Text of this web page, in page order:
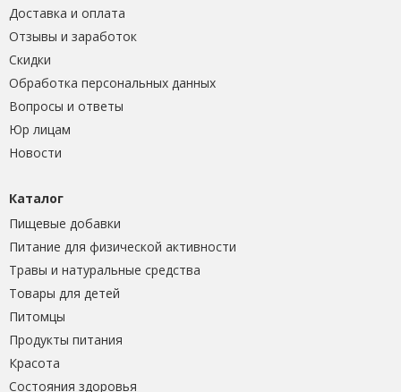
Доставка и оплата
Отзывы и заработок
Скидки
Обработка персональных данных
Вопросы и ответы
Юр лицам
Новости
Каталог
Пищевые добавки
Питание для физической активности
Травы и натуральные средства
Товары для детей
Питомцы
Продукты питания
Красота
Состояния здоровья